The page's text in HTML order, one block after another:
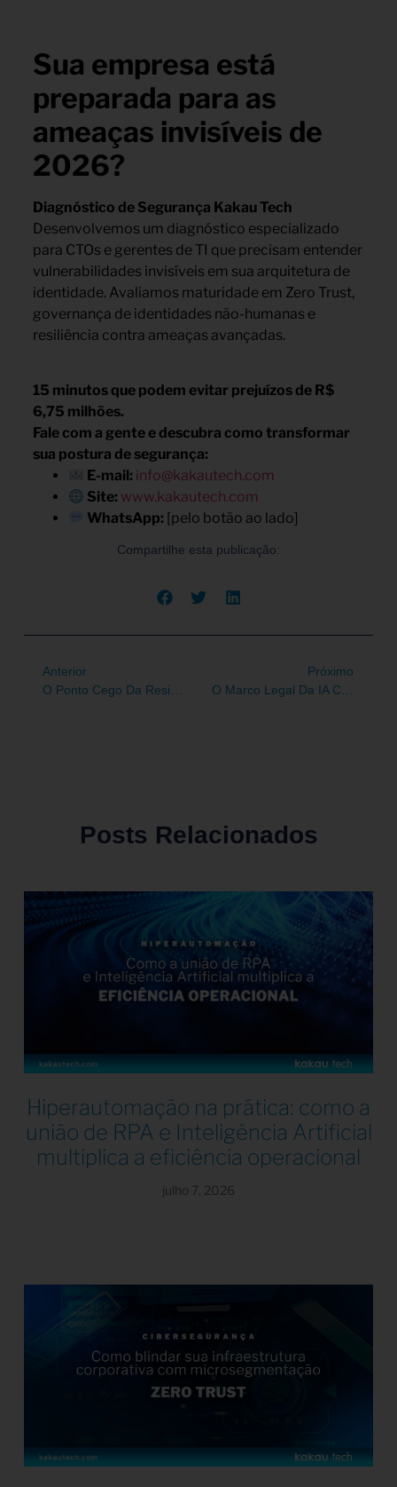
Sua empresa está
preparada para as
ameaças invisíveis de
2026?
Diagnóstico de Segurança Kakau Tech
Desenvolvemos um diagnóstico especializado
para CTOs e gerentes de TI que precisam entender
vulnerabilidades invisíveis em sua arquitetura de
identidade. Avaliamos maturidade em Zero Trust,
governança de identidades não-humanas e
resiliência contra ameaças avançadas.
15 minutos que podem evitar prejuízos de R$
6,75 milhões.
Fale com a gente e descubra como transformar
sua postura de segurança:
E-mail: info@kakautech.com
Site: www.kakautech.com
WhatsApp: [pelo botão ao lado]
Compartilhe esta publicação:
Anterior
O Ponto Cego Da Resiliência Financeira: Por Que O Mainframe É O Coração Da Resolução BACEN 538/2025
Próximo
O Marco Legal Da IA Chegou: Como Transformar As Exigências Em Vantagem Competitiva
Posts Relacionados
Hiperautomação na prática: como a
união de RPA e Inteligência Artificial
multiplica a eficiência operacional
julho 7, 2026